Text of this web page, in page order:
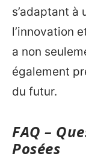
s’adaptant à
l’innovation
a non
également
du futur.
FAQ –
Posées